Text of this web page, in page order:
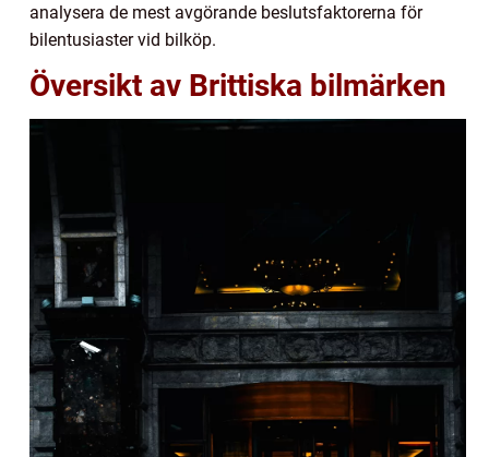
analysera de mest avgörande beslutsfaktorerna för
bilentusiaster vid bilköp.
Översikt av Brittiska bilmärken